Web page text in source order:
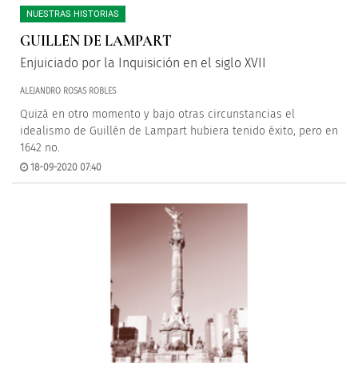
NUESTRAS HISTORIAS
GUILLÉN DE LAMPART
Enjuiciado por la Inquisición en el siglo XVII
ALEJANDRO ROSAS ROBLES
Quizá en otro momento y bajo otras circunstancias el
idealismo de Guillén de Lampart hubiera tenido éxito, pero en
1642 no.
18-09-2020 07:40